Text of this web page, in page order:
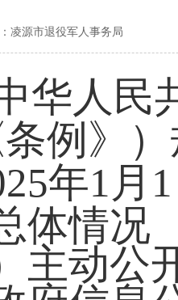
凌源市退役军人事务局
华人民
例》
年1月
体情况
主动公